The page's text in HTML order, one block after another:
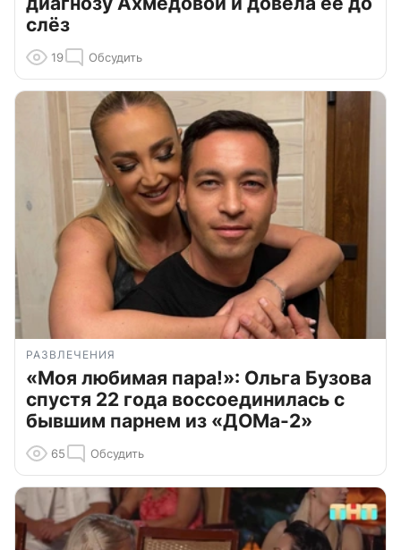
слёз
19 Обсудить
РАЗВЛЕЧЕНИЯ
«Моя любимая пара!»: Ольга Бузова
спустя 22 года воссоединилась с
бывшим парнем из «ДОМа-2»
65 Обсудить